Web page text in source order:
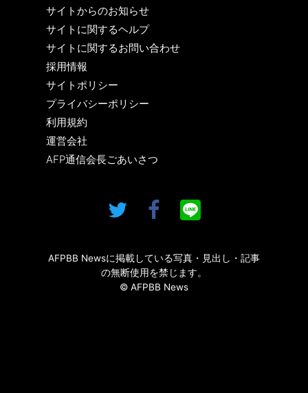
サイトからのお知らせ
サイトに関するヘルプ
サイトに関するお問い合わせ
採用情報
サイトポリシー
プライバシーポリシー
利用規約
運営会社
AFP通信会長ごあいさつ
AFPBB Newsに掲載している写真・見出し・記事
の無断使用を禁じます。
© AFPBB News